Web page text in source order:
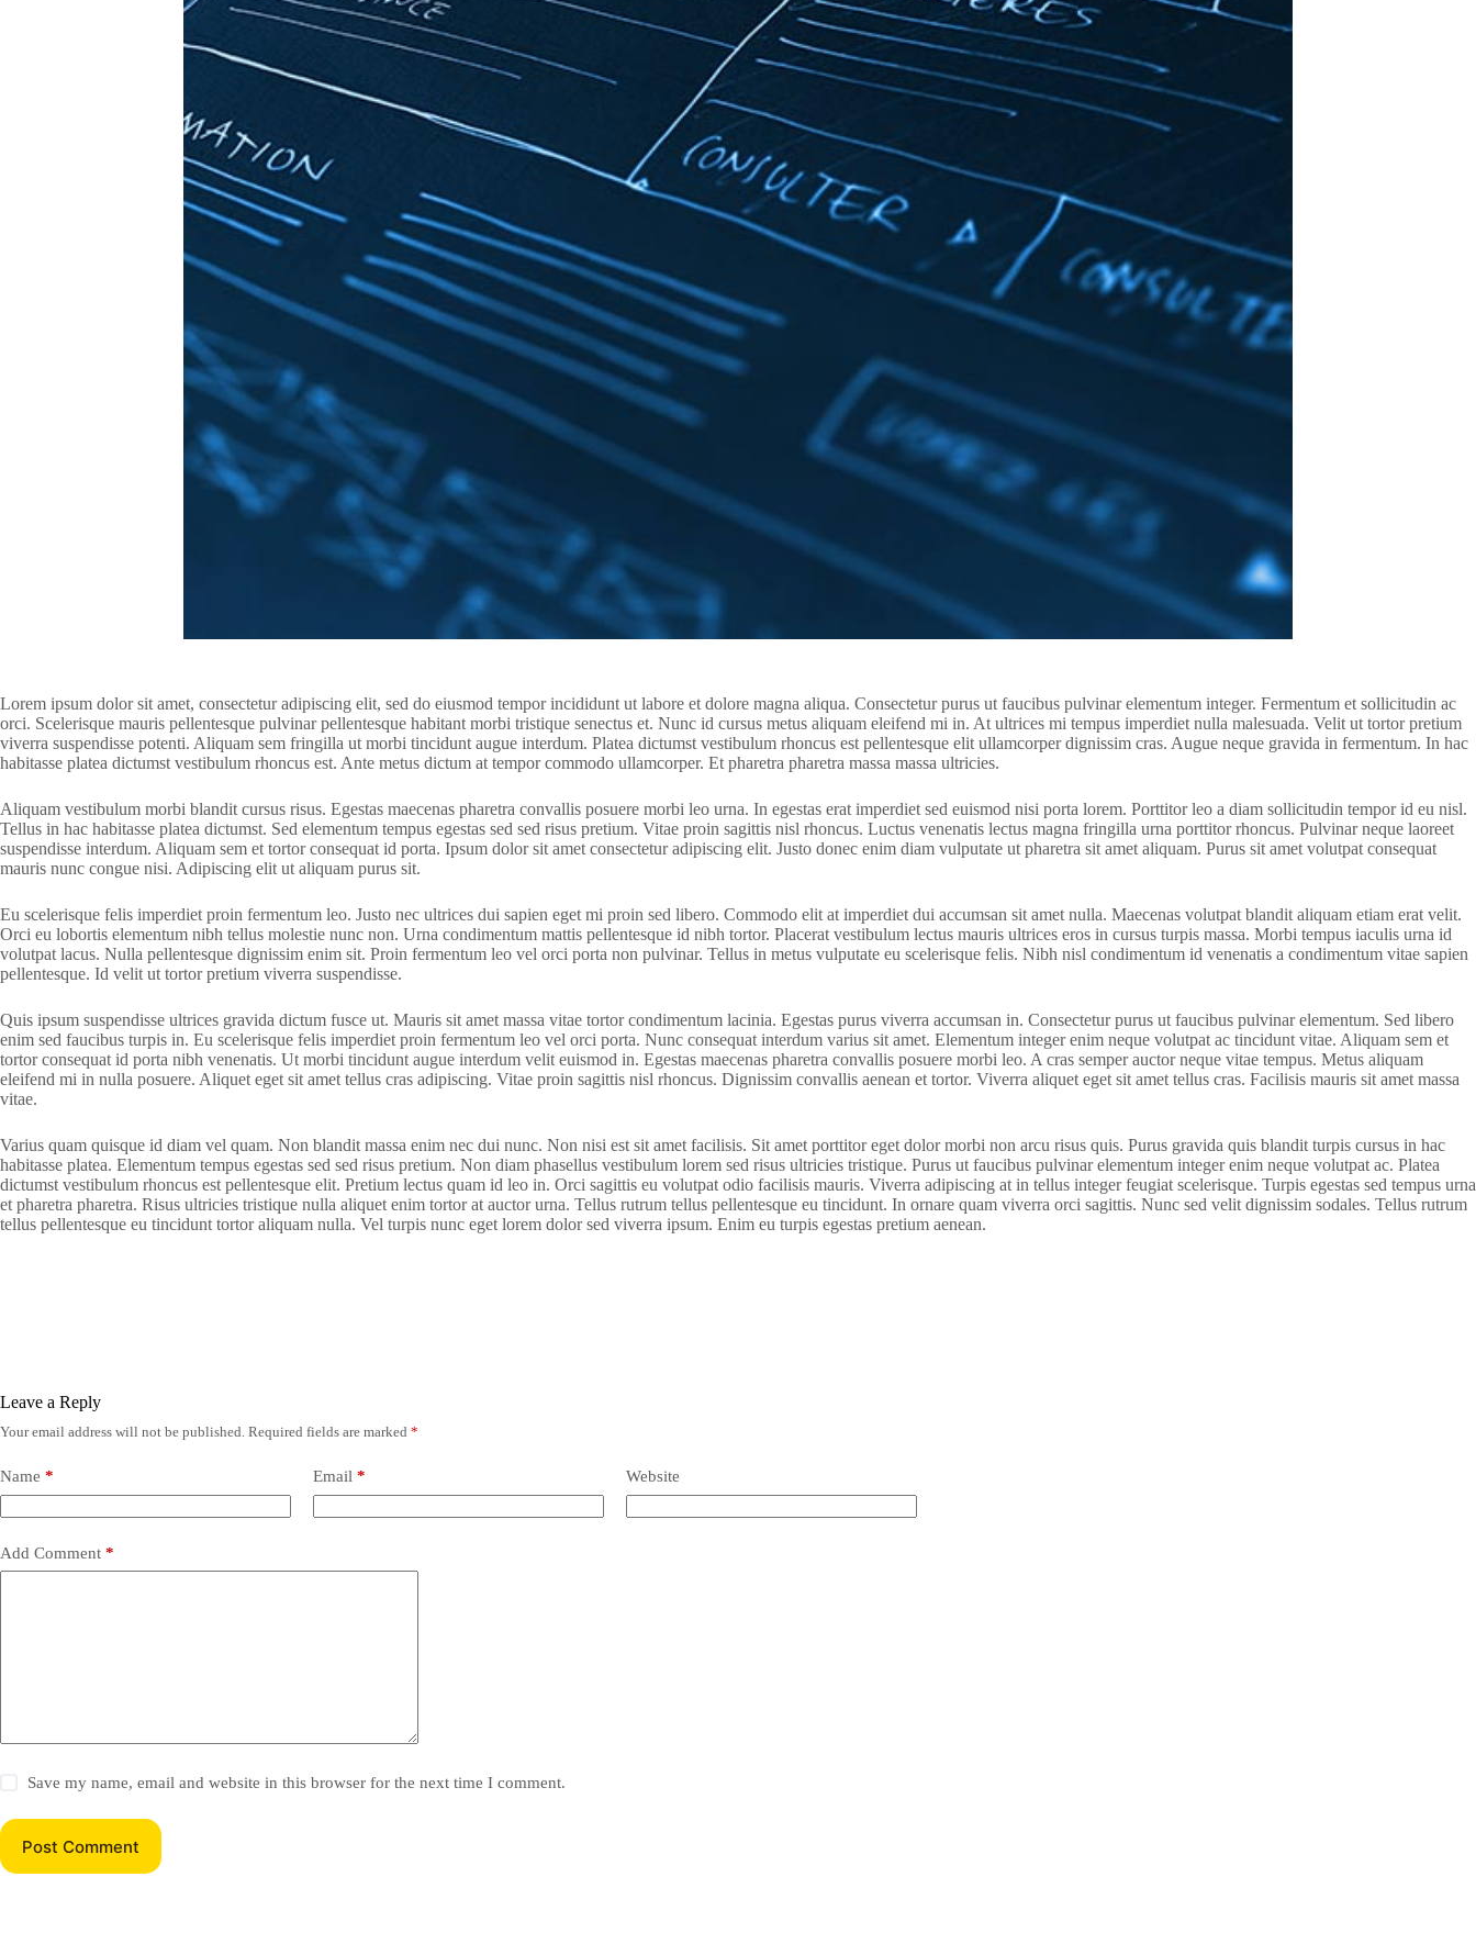
Lorem ipsum dolor sit amet, consectetur adipiscing elit, sed do eiusmod tempor incididunt ut labore et dolore magna aliqua. Consectetur purus ut faucibus pulvinar elementum integer. Fermentum et sollicitudin ac
orci. Scelerisque mauris pellentesque pulvinar pellentesque habitant morbi tristique senectus et. Nunc id cursus metus aliquam eleifend mi in. At ultrices mi tempus imperdiet nulla malesuada. Velit ut tortor pretium
viverra suspendisse potenti. Aliquam sem fringilla ut morbi tincidunt augue interdum. Platea dictumst vestibulum rhoncus est pellentesque elit ullamcorper dignissim cras. Augue neque gravida in fermentum. In hac
habitasse platea dictumst vestibulum rhoncus est. Ante metus dictum at tempor commodo ullamcorper. Et pharetra pharetra massa massa ultricies.
Aliquam vestibulum morbi blandit cursus risus. Egestas maecenas pharetra convallis posuere morbi leo urna. In egestas erat imperdiet sed euismod nisi porta lorem. Porttitor leo a diam sollicitudin tempor id eu nisl.
Tellus in hac habitasse platea dictumst. Sed elementum tempus egestas sed sed risus pretium. Vitae proin sagittis nisl rhoncus. Luctus venenatis lectus magna fringilla urna porttitor rhoncus. Pulvinar neque laoreet
suspendisse interdum. Aliquam sem et tortor consequat id porta. Ipsum dolor sit amet consectetur adipiscing elit. Justo donec enim diam vulputate ut pharetra sit amet aliquam. Purus sit amet volutpat consequat
mauris nunc congue nisi. Adipiscing elit ut aliquam purus sit.
Eu scelerisque felis imperdiet proin fermentum leo. Justo nec ultrices dui sapien eget mi proin sed libero. Commodo elit at imperdiet dui accumsan sit amet nulla. Maecenas volutpat blandit aliquam etiam erat velit.
Orci eu lobortis elementum nibh tellus molestie nunc non. Urna condimentum mattis pellentesque id nibh tortor. Placerat vestibulum lectus mauris ultrices eros in cursus turpis massa. Morbi tempus iaculis urna id
volutpat lacus. Nulla pellentesque dignissim enim sit. Proin fermentum leo vel orci porta non pulvinar. Tellus in metus vulputate eu scelerisque felis. Nibh nisl condimentum id venenatis a condimentum vitae sapien
pellentesque. Id velit ut tortor pretium viverra suspendisse.
Quis ipsum suspendisse ultrices gravida dictum fusce ut. Mauris sit amet massa vitae tortor condimentum lacinia. Egestas purus viverra accumsan in. Consectetur purus ut faucibus pulvinar elementum. Sed libero
enim sed faucibus turpis in. Eu scelerisque felis imperdiet proin fermentum leo vel orci porta. Nunc consequat interdum varius sit amet. Elementum integer enim neque volutpat ac tincidunt vitae. Aliquam sem et
tortor consequat id porta nibh venenatis. Ut morbi tincidunt augue interdum velit euismod in. Egestas maecenas pharetra convallis posuere morbi leo. A cras semper auctor neque vitae tempus. Metus aliquam
eleifend mi in nulla posuere. Aliquet eget sit amet tellus cras adipiscing. Vitae proin sagittis nisl rhoncus. Dignissim convallis aenean et tortor. Viverra aliquet eget sit amet tellus cras. Facilisis mauris sit amet massa
vitae.
Varius quam quisque id diam vel quam. Non blandit massa enim nec dui nunc. Non nisi est sit amet facilisis. Sit amet porttitor eget dolor morbi non arcu risus quis. Purus gravida quis blandit turpis cursus in hac
habitasse platea. Elementum tempus egestas sed sed risus pretium. Non diam phasellus vestibulum lorem sed risus ultricies tristique. Purus ut faucibus pulvinar elementum integer enim neque volutpat ac. Platea
dictumst vestibulum rhoncus est pellentesque elit. Pretium lectus quam id leo in. Orci sagittis eu volutpat odio facilisis mauris. Viverra adipiscing at in tellus integer feugiat scelerisque. Turpis egestas sed tempus urna
et pharetra pharetra. Risus ultricies tristique nulla aliquet enim tortor at auctor urna. Tellus rutrum tellus pellentesque eu tincidunt. In ornare quam viverra orci sagittis. Nunc sed velit dignissim sodales. Tellus rutrum
tellus pellentesque eu tincidunt tortor aliquam nulla. Vel turpis nunc eget lorem dolor sed viverra ipsum. Enim eu turpis egestas pretium aenean.
Leave a Reply
Your email address will not be published. Required fields are marked *
Name * Email * Website
Add Comment *
Save my name, email and website in this browser for the next time I comment.
Post Comment